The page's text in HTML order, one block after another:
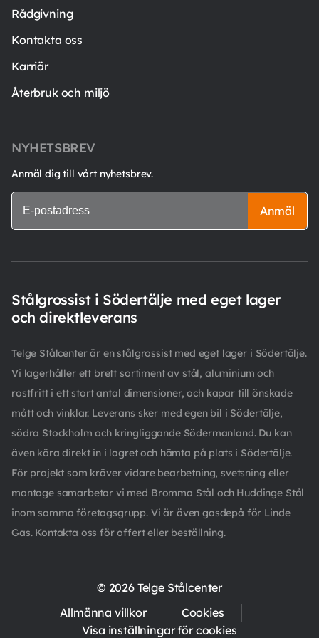
Rådgivning
Kontakta oss
Karriär
Återbruk och miljö
NYHETSBREV
Anmäl dig till vårt nyhetsbrev.
Anmäl
Stålgrossist i Södertälje med eget lager
och direktleverans
Telge Stålcenter är en stålgrossist med eget lager i Södertälje.
Vi lagerhåller ett brett sortiment av stål, aluminium och
rostfritt i ett stort antal dimensioner, och kapar till önskade
mått och vinklar. Leverans sker med egen bil i Södertälje,
södra Stockholm och kringliggande Södermanland. Du kan
även köra direkt in i lagret och hämta på plats i Södertälje.
För projekt som kräver vidare bearbetning, svetsning eller
montage samarbetar vi med Bromma Stål och Huddinge Stål
inom samma företagsgrupp. Vi är även gasdepå för Linde
Gas. Kontakta oss för offert eller beställning.
© 2026 Telge Stålcenter
Allmänna villkor
Cookies
Visa inställningar för cookies